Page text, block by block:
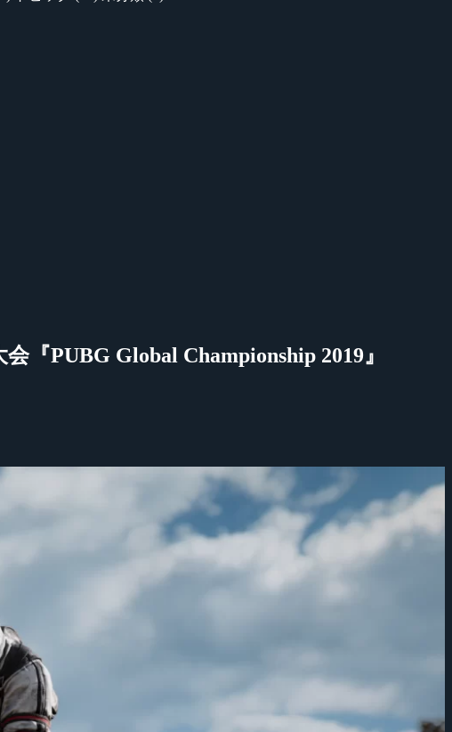
『PUBG Global Championship 2019』